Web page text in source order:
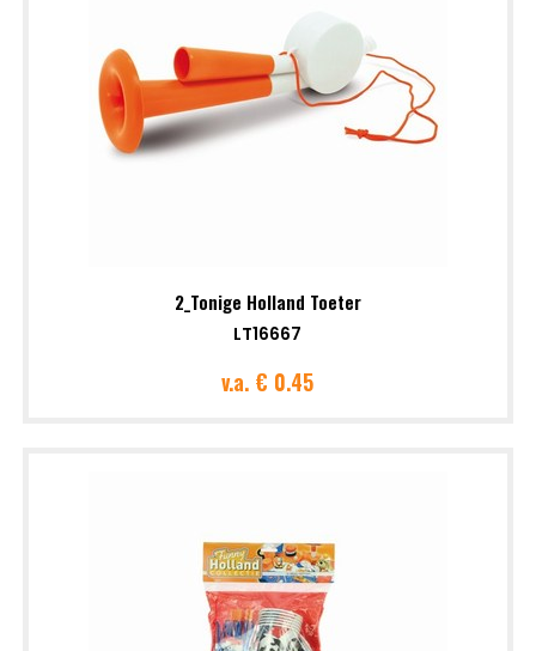
2_Tonige Holland Toeter
LT16667
v.a. € 0.45